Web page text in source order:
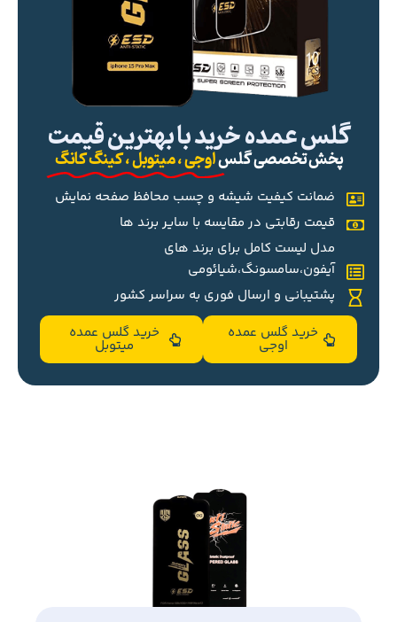
گلس عمده خرید با بهترین قیمت
پخش تخصصی گلساوجی ، میتوبل ، کینگ کانگ
ضمانت کیفیت شیشه و چسب محافظ صفحه نمایش
قیمت رقابتی در مقایسه با سایر برند ها
مدل لیست کامل برای برند های
آیفون،سامسونگ،شیائومی
پشتیبانی و ارسال فوری به سراسر کشور
خرید گلس عمده
اوجی
خرید گلس عمده
میتوبل